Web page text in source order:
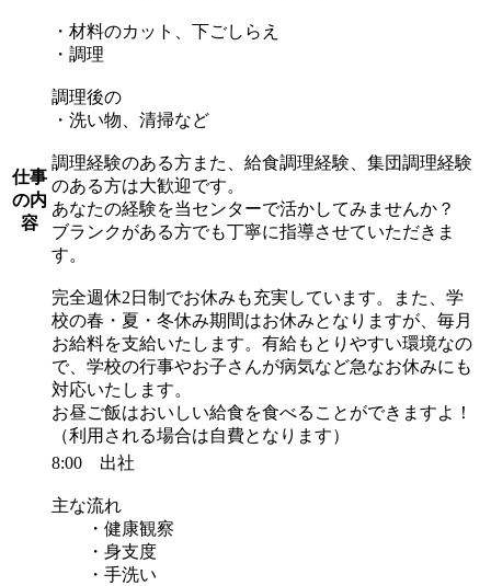
仕事
の内
容
・材料のカット、下ごしらえ
・調理
調理後の
・洗い物、清掃など
調理経験のある方また、給食調理経験、集団調理経験
のある方は大歓迎です。
あなたの経験を当センターで活かしてみませんか？
ブランクがある方でも丁寧に指導させていただきま
す。
完全週休2日制でお休みも充実しています。また、学
校の春・夏・冬休み期間はお休みとなりますが、毎月
お給料を支給いたします。有給もとりやすい環境なの
で、学校の行事やお子さんが病気など急なお休みにも
対応いたします。
お昼ご飯はおいしい給食を食べることができますよ！
（利用される場合は自費となります）
8:00 出社
主な流れ
・健康観察
・身支度
・手洗い